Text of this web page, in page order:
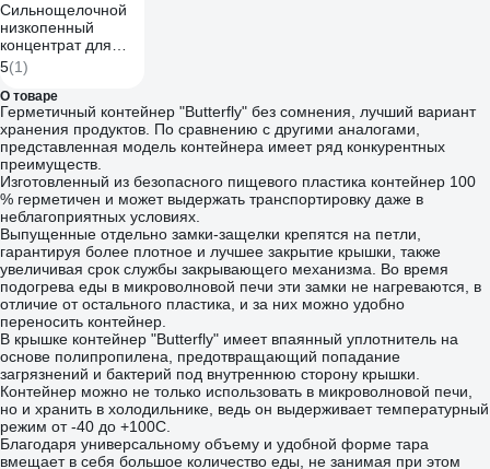
Сильнощелочной
низкопенный
концентрат для
очистки алюминия
и его сплавов PRO-
BRITE SL-177 5 л
177-5
5(1)
О товаре
Герметичный контейнер "Butterfly" без сомнения, лучший вариант
хранения продуктов. По сравнению с другими аналогами,
представленная модель контейнера имеет ряд конкурентных
преимуществ.
Изготовленный из безопасного пищевого пластика контейнер 100
% герметичен и может выдержать транспортировку даже в
неблагоприятных условиях.
Выпущенные отдельно замки-защелки крепятся на петли,
гарантируя более плотное и лучшее закрытие крышки, также
увеличивая срок службы закрывающего механизма. Во время
подогрева еды в микроволновой печи эти замки не нагреваются, в
отличие от остального пластика, и за них можно удобно
переносить контейнер.
В крышке контейнер "Butterfly" имеет впаянный уплотнитель на
основе полипропилена, предотвращающий попадание
загрязнений и бактерий под внутреннюю сторону крышки.
Контейнер можно не только использовать в микроволновой печи,
но и хранить в холодильнике, ведь он выдерживает температурный
режим от -40 до +100С.
Благодаря универсальному объему и удобной форме тара
вмещает в себя большое количество еды, не занимая при этом